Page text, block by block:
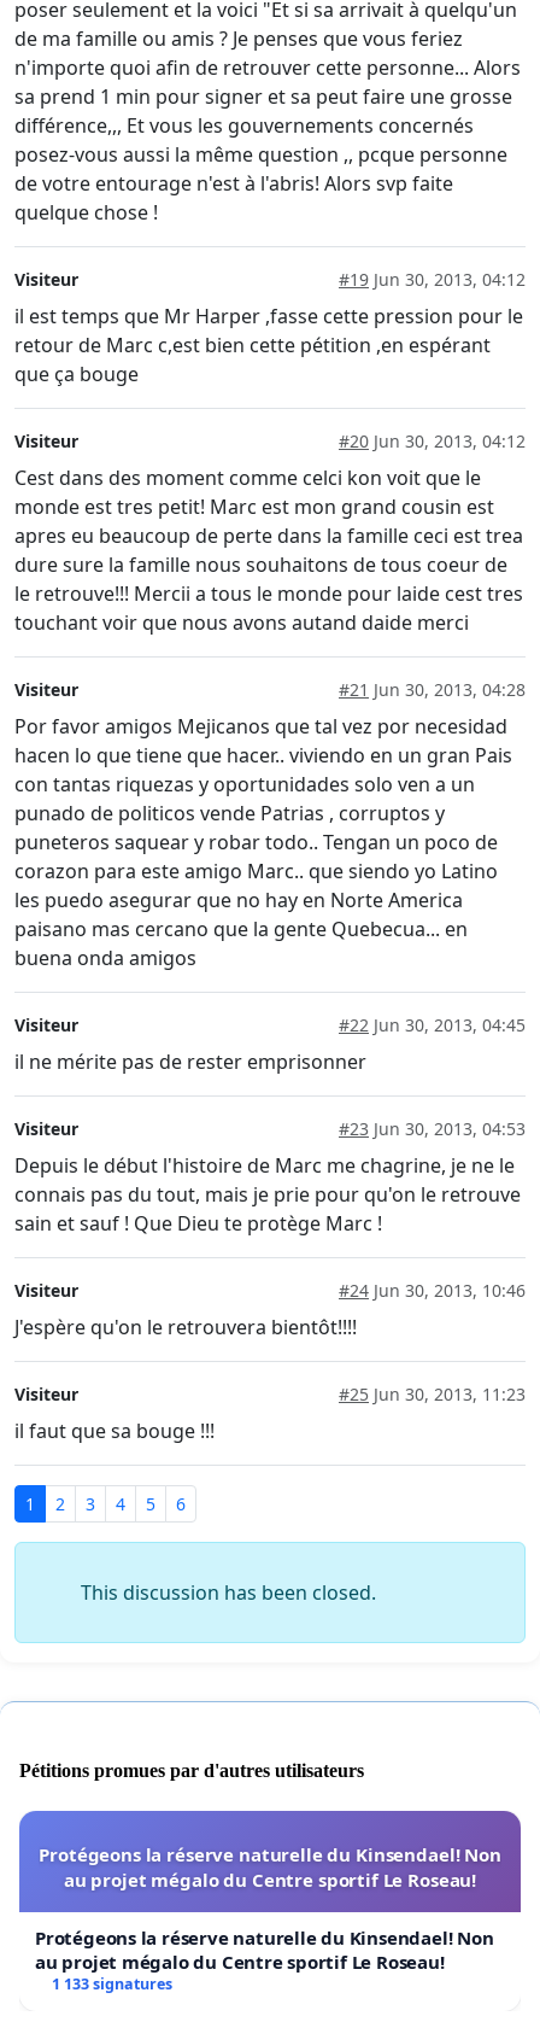
poser seulement et la voici "Et si sa arrivait à quelqu'un
de ma famille ou amis ? Je penses que vous feriez
n'importe quoi afin de retrouver cette personne... Alors
sa prend 1 min pour signer et sa peut faire une grosse
différence,,, Et vous les gouvernements concernés
posez-vous aussi la même question ,, pcque personne
de votre entourage n'est à l'abris! Alors svp faite
quelque chose !
Visiteur #19 Jun 30, 2013, 04:12
il est temps que Mr Harper ,fasse cette pression pour le
retour de Marc c,est bien cette pétition ,en espérant
que ça bouge
Visiteur #20 Jun 30, 2013, 04:12
Cest dans des moment comme celci kon voit que le
monde est tres petit! Marc est mon grand cousin est
apres eu beaucoup de perte dans la famille ceci est trea
dure sure la famille nous souhaitons de tous coeur de
le retrouve!!! Mercii a tous le monde pour laide cest tres
touchant voir que nous avons autand daide merci
Visiteur #21 Jun 30, 2013, 04:28
Por favor amigos Mejicanos que tal vez por necesidad
hacen lo que tiene que hacer.. viviendo en un gran Pais
con tantas riquezas y oportunidades solo ven a un
punado de politicos vende Patrias , corruptos y
puneteros saquear y robar todo.. Tengan un poco de
corazon para este amigo Marc.. que siendo yo Latino
les puedo asegurar que no hay en Norte America
paisano mas cercano que la gente Quebecua... en
buena onda amigos
Visiteur #22 Jun 30, 2013, 04:45
il ne mérite pas de rester emprisonner
Visiteur #23 Jun 30, 2013, 04:53
Depuis le début l'histoire de Marc me chagrine, je ne le
connais pas du tout, mais je prie pour qu'on le retrouve
sain et sauf ! Que Dieu te protège Marc !
Visiteur #24 Jun 30, 2013, 10:46
J'espère qu'on le retrouvera bientôt!!!!
Visiteur #25 Jun 30, 2013, 11:23
il faut que sa bouge !!!
1 2 3 4 5 6
This discussion has been closed.
Pétitions promues par d'autres utilisateurs
Protégeons la réserve naturelle du Kinsendael! Non
au projet mégalo du Centre sportif Le Roseau!
Protégeons la réserve naturelle du Kinsendael! Non
au projet mégalo du Centre sportif Le Roseau!
1 133 signatures